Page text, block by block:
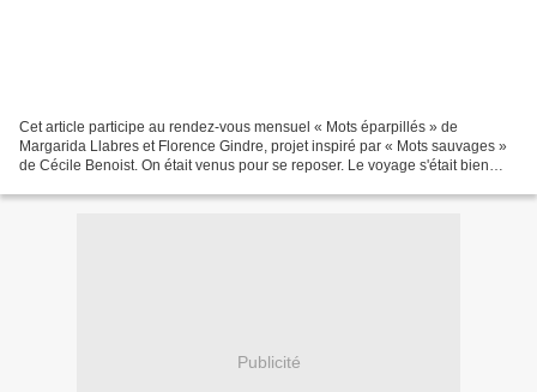
Cet article participe au rendez-vous mensuel « Mots éparpillés » de
Margarida Llabres et Florence Gindre, projet inspiré par « Mots sauvages »
de Cécile Benoist. On était venus pour se reposer. Le voyage s'était bien
Publicité